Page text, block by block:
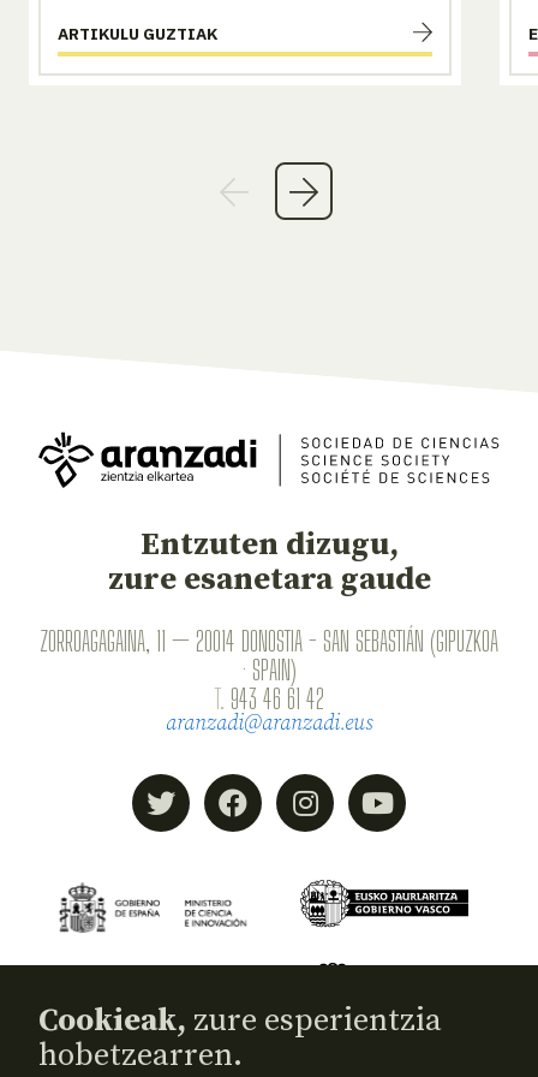
ARTIKULU GUZTIAK
Entzuten dizugu,
zure esanetara gaude
ZORROAGAGAINA, 11 — 20014 DONOSTIA - SAN SEBASTIÁN (GIPUZKOA
· SPAIN)
T. 943 46 61 42
aranzadi@aranzadi.eus
Cookieak, zure esperientzia
hobetzearren.